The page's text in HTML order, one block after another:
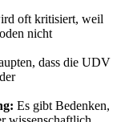
oft kritisiert, weil
nicht
dass die UDV
Es gibt Bedenken,